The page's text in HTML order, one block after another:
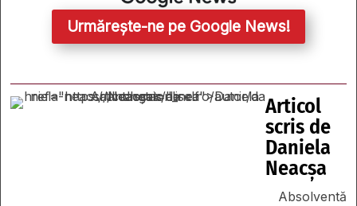
Urmărește-ne pe Google News!
Articol
scris de
Daniela
Neacșa
Absolventă